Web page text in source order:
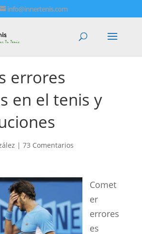
info@innertenis.com
errores
en el tenis y
| 73 Comentarios
Comet
er
errores
es